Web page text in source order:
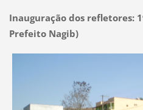
Inauguração dos refletores:
Prefeito Nagib)